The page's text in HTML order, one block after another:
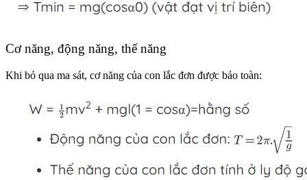
Cơ năng, động năng, thế năng
Khi bỏ qua ma sát, cơ năng của con lắc đơn được bảo toàn: